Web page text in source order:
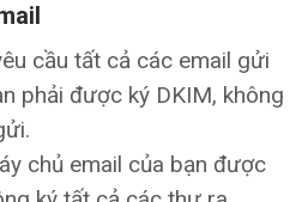
cầu tất cả các email gửi
phải được ký DKIM, không
chủ email của bạn được